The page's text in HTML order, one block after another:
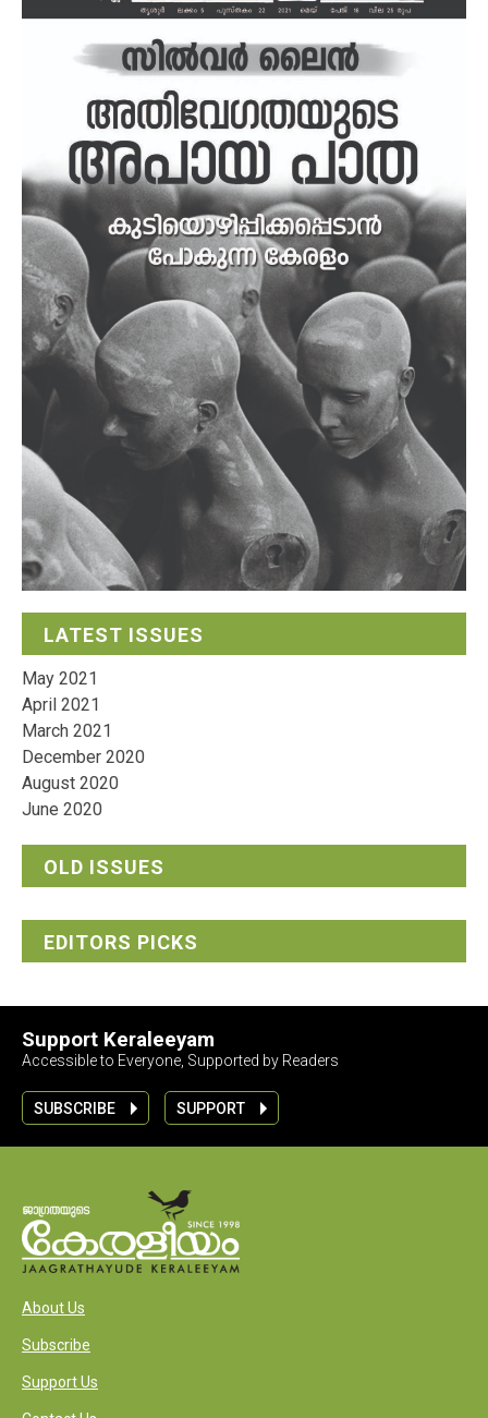
LATEST ISSUES
May 2021
April 2021
March 2021
December 2020
August 2020
June 2020
OLD ISSUES
EDITORS PICKS
Support Keraleeyam
Accessible to Everyone, Supported by Readers
SUBSCRIBE SUPPORT
About Us
Subscribe
Support Us